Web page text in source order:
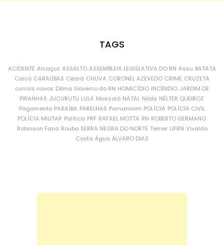
TAGS
ACIDENTE Alcaçuz ASSALTO ASSEMBLEIA LEGISLATIVA DO RN Assu BATATA
Caicó CARAÚBAS Ceará CHUVA CORONEL AZEVEDO CRIME CRUZETA
currais novos Dilma Governo do RN HOMICÍDIO INCÊNDIO JARDIM DE
PIRANHAS JUCURUTU LULA Mossoró NATAL Nilda NÉLTER QUEIROZ
Pagamento PARAÍBA PARELHAS Parnamirim POLÍCIA POLÍCIA CIVIL
POLÍCIA MILITAR Política PRF RAFAEL MOTTA RN ROBERTO GERMANO
Robinson Faria Roubo SERRA NEGRA DO NORTE Temer UFRN Vivaldo
Costa Água ÁLVARO DIAS